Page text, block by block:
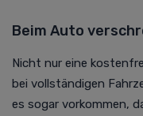
Beim Auto
Nicht nur eine
bei vollständigen
es sogar vorkommen,